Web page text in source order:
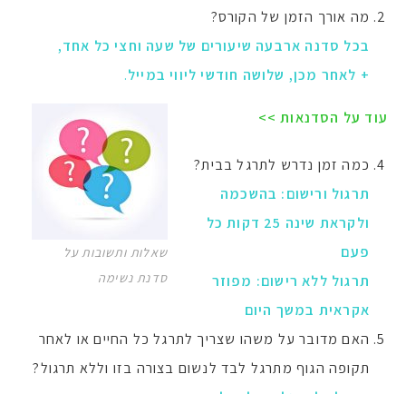
מה אורך הזמן של הקורס?
בכל סדנה ארבעה שיעורים של שעה וחצי כל אחד,
+ לאחר מכן, שלושה חודשי ליווי במייל.
שאלות ותשובות על
סדנת נשימה
עוד על הסדנאות >>
כמה זמן נדרש לתרגל בבית?
תרגול ורישום: בהשכמה
ולקראת שינה 25 דקות כל
פעם
תרגול ללא רישום: מפוזר
אקראית במשך היום
האם מדובר על משהו שצריך לתרגל כל החיים או לאחר
תקופה הגוף מתרגל לבד לנשום בצורה בזו וללא תרגול?